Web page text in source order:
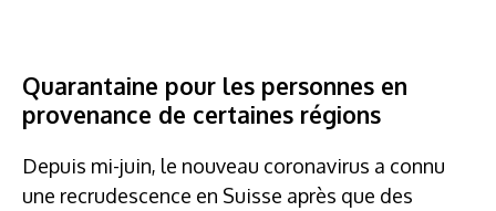
Quarantaine pour les personnes en
provenance de certaines régions
Depuis mi-juin, le nouveau coronavirus a connu
une recrudescence en Suisse après que des